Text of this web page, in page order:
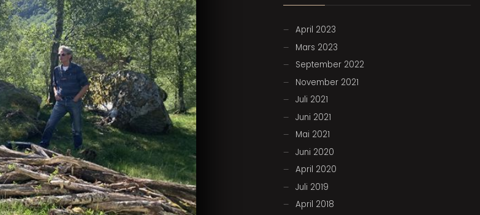
April 2023
Mars 2023
September 2022
November 2021
Juli 2021
Juni 2021
Mai 2021
Juni 2020
April 2020
Juli 2019
April 2018